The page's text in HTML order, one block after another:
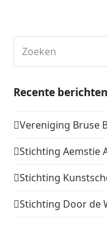
Recente berichten
Vereniging Bruse
Stichting Aemstie
Stichting
Stichting Door de